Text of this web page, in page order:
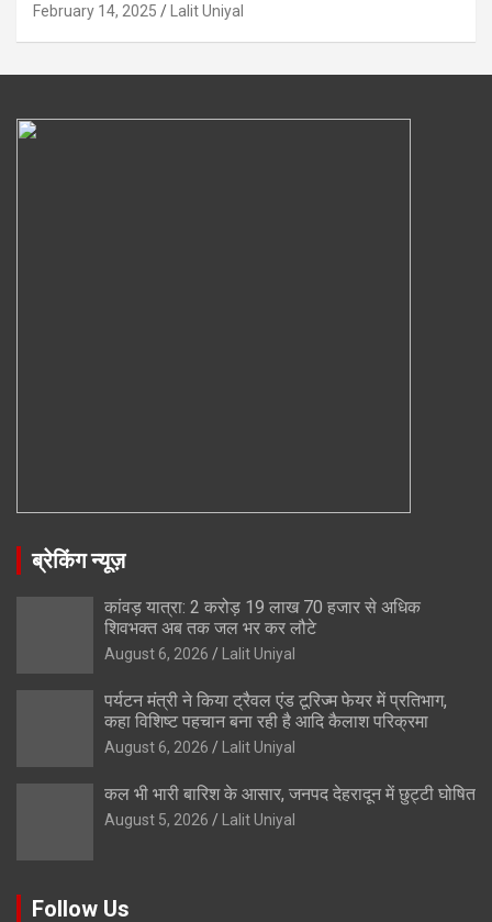
February 14, 2025 Lalit Uniyal
ब्रेकिंग न्यूज़
कांवड़ यात्रा: 2 करोड़ 19 लाख 70 हजार से अधिक
शिवभक्त अब तक जल भर कर लौटे
August 6, 2026 Lalit Uniyal
पर्यटन मंत्री ने किया ट्रैवल एंड टूरिज्म फेयर में प्रतिभाग,
कहा विशिष्ट पहचान बना रही है आदि कैलाश परिक्रमा
August 6, 2026 Lalit Uniyal
कल भी भारी बारिश के आसार, जनपद देहरादून में छुट्टी घोषित
August 5, 2026 Lalit Uniyal
Follow Us